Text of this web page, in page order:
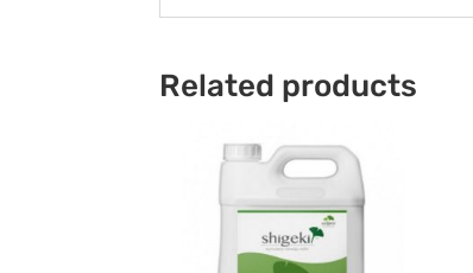
Related products